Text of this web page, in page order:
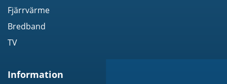
Fjärrvärme
Bredband
TV
Information